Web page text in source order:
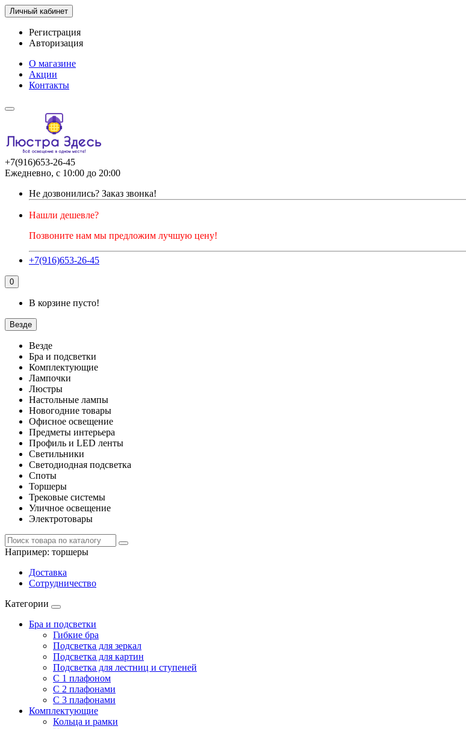
Личный кабинет
Регистрация
Авторизация
О магазине
Акции
Контакты
+7(916)653-26-45
Ежедневно, с 10:00 до 20:00
Не дозвонились? Заказ звонка!
Нашли дешевле?
Позвоните нам мы предложим лучшую цену!
+7(916)653-26-45
0
В корзине пусто!
Везде
Везде
Бра и подсветки
Комплектующие
Лампочки
Люстры
Настольные лампы
Новогодние товары
Офисное освещение
Предметы интерьера
Профиль и LED ленты
Светильники
Светодиодная подсветка
Споты
Торшеры
Трековые системы
Уличное освещение
Электротовары
Например: торшеры
Доставка
Сотрудничество
Категории
Бра и подсветки
Гибкие бра
Подсветка для зеркал
Подсветка для картин
Подсветка для лестниц и ступеней
С 1 плафоном
С 2 плафонами
С 3 плафонами
Комплектующие
Кольца и рамки